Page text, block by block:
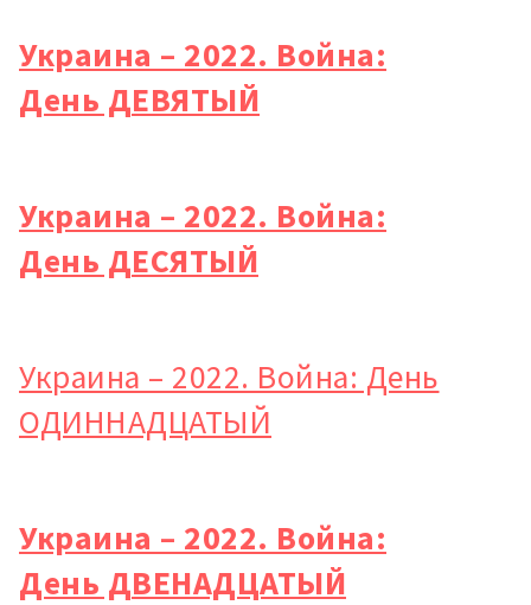
Украина – 2022. Война:
День ДЕВЯТЫЙ
Украина – 2022. Война:
День ДЕСЯТЫЙ
Украина – 2022. Война: День
ОДИННАДЦАТЫЙ
Украина – 2022. Война:
День ДВЕНАДЦАТЫЙ